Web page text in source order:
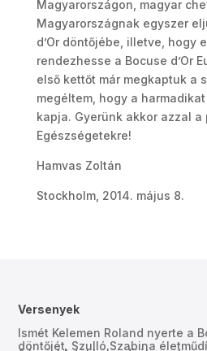
Magyarországon, magyar
Magyarországnak egyszer
d’Or döntőjébe, illetve, hogy
rendezhesse a Bocuse d’Or
első kettőt már megkaptuk a
megéltem, hogy a
kapja. Gyerünk akkor azzal a
Egészségetekre!
Hamvas Zoltán
Stockholm, 2014. május 8.
Versenyek
Ismét Kelemen Roland nyerte a
döntőjét, Szulló Szabina